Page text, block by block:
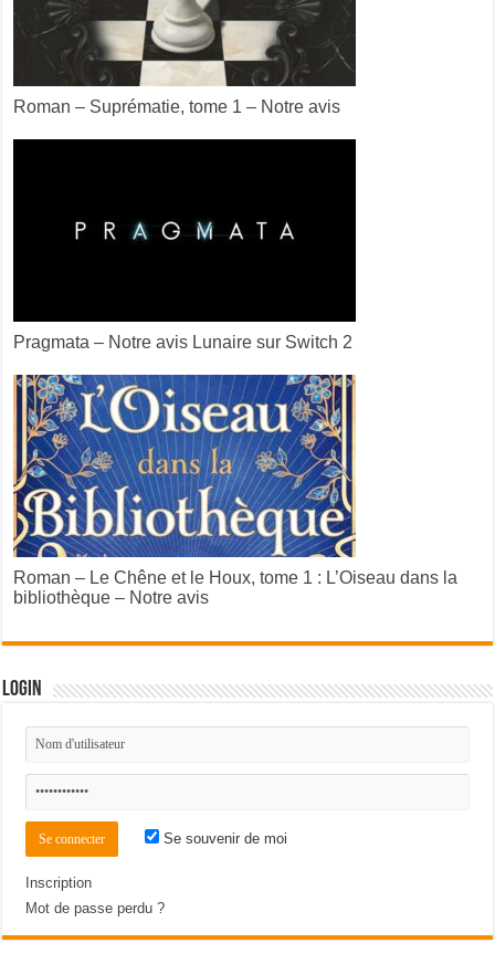
Roman – Suprématie, tome 1 – Notre avis
Pragmata – Notre avis Lunaire sur Switch 2
Roman – Le Chêne et le Houx, tome 1 : L’Oiseau dans la
bibliothèque – Notre avis
Login
Se souvenir de moi
Inscription
Mot de passe perdu ?